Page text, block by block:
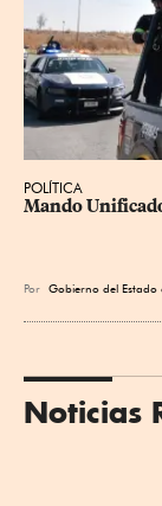
POLÍTICA
Mando
Por Gobierno del Estado
Noticias